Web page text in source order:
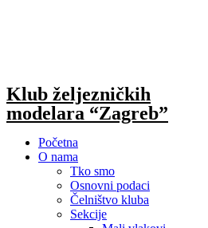
Klub željezničkih
modelara “Zagreb”
Početna
O nama
Tko smo
Osnovni podaci
Čelništvo kluba
Sekcije